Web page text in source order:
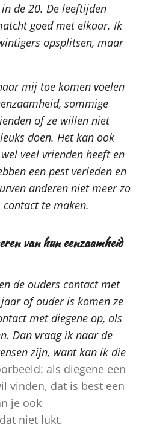
de 20. De leeftijden
goed met elkaar. Ik
opsplitsen, maar
mij toe komen voelen
sommige
of ze willen niet
doen. Het kan ook
veel vrienden heeft en
een pest verleden en
anderen niet meer zo
te maken.
van hun eenzaamheid
de ouders contact met
of ouder is komen ze
met diegene op, als
Dan vraag ik naar de
zijn, want kan ik die
als diegene een
vinden, dat is best een
je ook
niet lukt.